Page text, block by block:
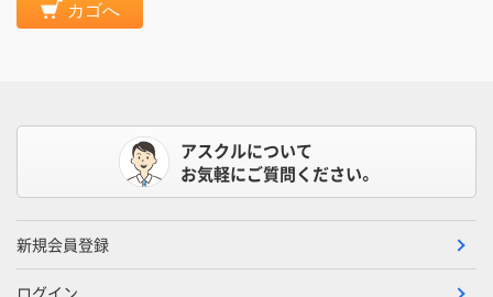
カゴへ
アスクルについて
お気軽にご質問ください。
新規会員登録